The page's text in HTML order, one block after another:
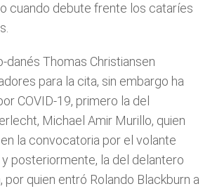
cuando debute frente los cataríes
danés Thomas Christiansen
para la cita, sin embargo ha
COVID-19, primero la del
Michael Amir Murillo, quien
la convocatoria por el volante
posteriormente, la del delantero
por quien entró Rolando Blackburn a